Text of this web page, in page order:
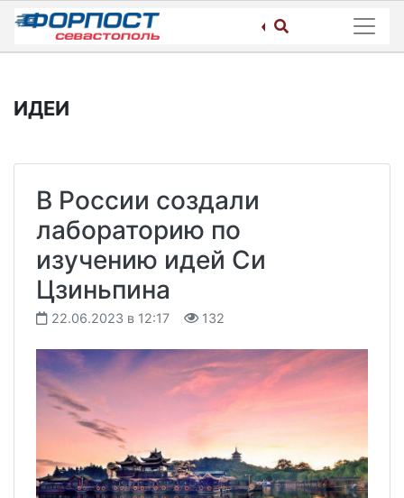
Skip
content
ИДЕИ
В России создали
лабораторию по
изучению идей Си
Цзиньпина
22.06.2023 в 12:17 132